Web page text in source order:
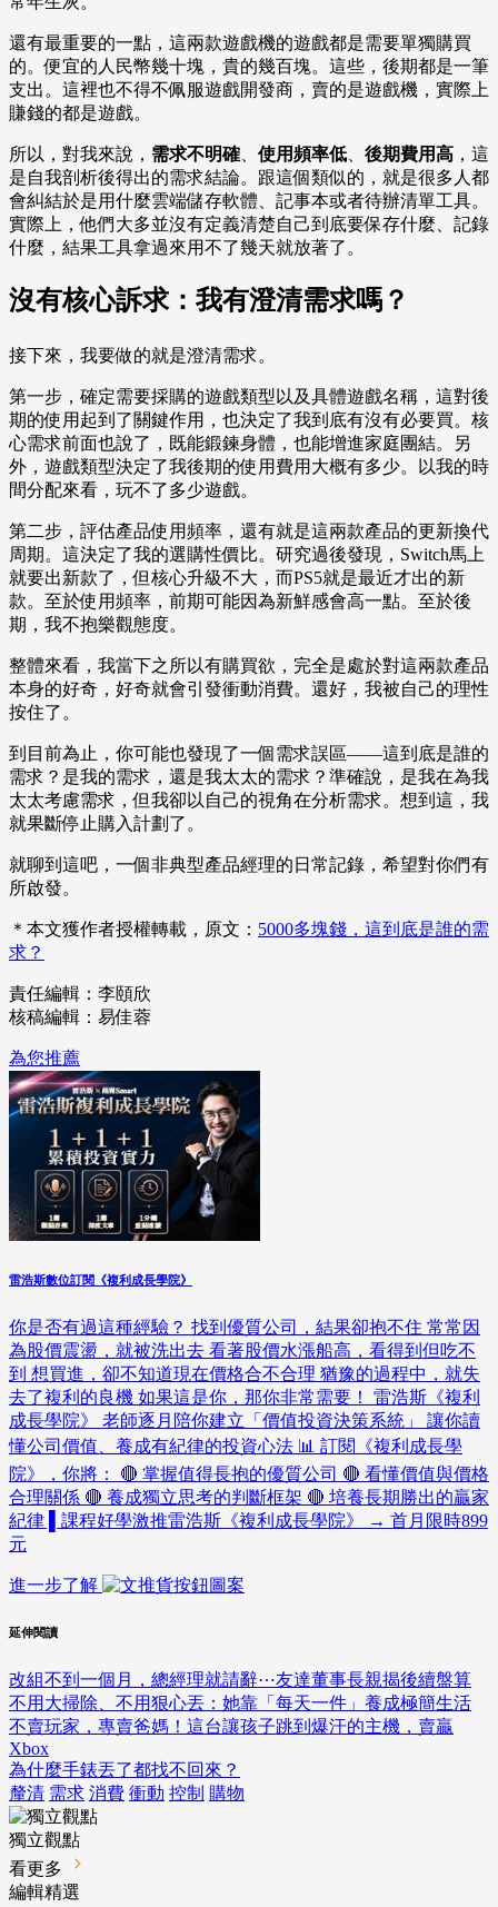
還有最重要的一點，這兩款遊戲機的遊戲都是需要單獨購買
的。便宜的人民幣幾十塊，貴的幾百塊。這些，後期都是一筆
支出。這裡也不得不佩服遊戲開發商，賣的是遊戲機，實際上
賺錢的都是遊戲。
所以，對我來說， 需求不明確 使用頻率低 後期費用高 ，這
是自我剖析後得出的需求結論。跟這個類似的，就是很多人都
會糾結於是用什麼雲端儲存軟體、記事本或者待辦清單工具。
實際上，他們大多並沒有定義清楚自己到底要保存什麼、記錄
什麼，結果工具拿過來用不了幾天就放著了。
沒有核心訴求：我有澄清需求嗎？
接下來，我要做的就是澄清需求。
第一步，確定需要採購的遊戲類型以及具體遊戲名稱，這對後
期的使用起到了關鍵作用，也決定了我到底有沒有必要買。核
心需求前面也說了，既能鍛鍊身體，也能增進家庭團結。另
外，遊戲類型決定了我後期的使用費用大概有多少。以我的時
間分配來看，玩不了多少遊戲。
第二步，評估產品使用頻率，還有就是這兩款產品的更新換代
周期。這決定了我的選購性價比。研究過後發現，Switch馬上
就要出新款了，但核心升級不大，而PS5就是最近才出的新
款。至於使用頻率，前期可能因為新鮮感會高一點。至於後
期，我不抱樂觀態度。
整體來看，我當下之所以有購買欲，完全是處於對這兩款產品
本身的好奇，好奇就會引發衝動消費。還好，我被自己的理性
按住了。
到目前為止，你可能也發現了一個需求誤區——這到底是誰的
需求？是我的需求，還是我太太的需求？準確說，是我在為我
太太考慮需求，但我卻以自己的視角在分析需求。想到這，我
就果斷停止購入計劃了。
就聊到這吧，一個非典型產品經理的日常記錄，希望對你們有
所啟發。
＊本文獲作者授權轉載，原文： 5000多塊錢，這到底是誰的需
求？
責任編輯：李頤欣
核稿編輯：易佳蓉
為您推薦
雷浩斯數位訂閱《複利成長學院》
你是否有過這種經驗？ 找到優質公司，結果卻抱不住 常常因
為股價震盪，就被洗出去 看著股價水漲船高，看得到但吃不
到 想買進，卻不知道現在價格合不合理 猶豫的過程中，就失
去了複利的良機 如果這是你，那你非常需要！ 雷浩斯《複利
成長學院》 老師逐月陪你建立「價值投資決策系統」 讓你讀
懂公司價值、養成有紀律的投資心法 📊 訂閱《複利成長學
院》，你將： 🔴 掌握值得長抱的優質公司 🔴 看懂價值與價格
合理關係 🔴 養成獨立思考的判斷框架 🔴 培養長期勝出的贏家
紀律 ▌課程好學激推雷浩斯《複利成長學院》 → 首月限時899
元
進一步了解
延伸閱讀
改組不到一個月，總經理就請辭⋯友達董事長親揭後續盤算
不用大掃除、不用狠心丟：她靠「每天一件」養成極簡生活
不賣玩家，專賣爸媽！這台讓孩子跳到爆汗的主機，賣贏
Xbox
為什麼手錶丟了都找不回來？
釐清 需求 消費 衝動 控制 購物
獨立觀點
看更多
編輯精選